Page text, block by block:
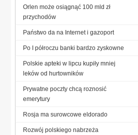
Orlen może osiągnąć 100 mld zł
przychodów
Państwo da na Internet i gazoport
Po I półroczu banki bardzo zyskowne
Polskie apteki w lipcu kupiły mniej
leków od hurtowników
Prywatne poczty chcą roznosić
emerytury
Rosja ma surowcowe eldorado
Rozwój polskiego nabrzeża